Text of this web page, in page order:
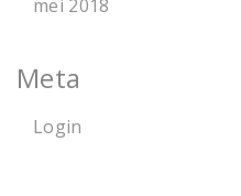
mei 2018
Meta
Login